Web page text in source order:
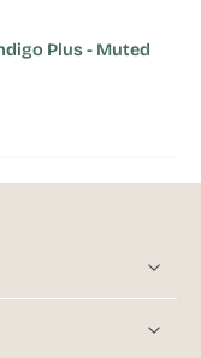
Plus - Muted